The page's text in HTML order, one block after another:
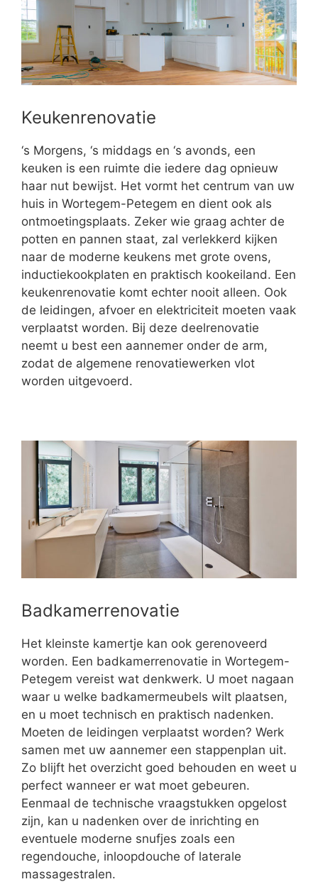
Keukenrenovatie
‘s Morgens, ‘s middags en ‘s avonds, een
keuken is een ruimte die iedere dag opnieuw
haar nut bewijst. Het vormt het centrum van uw
huis in Wortegem-Petegem en dient ook als
ontmoetingsplaats. Zeker wie graag achter de
potten en pannen staat, zal verlekkerd kijken
naar de moderne keukens met grote ovens,
inductiekookplaten en praktisch kookeiland. Een
keukenrenovatie komt echter nooit alleen. Ook
de leidingen, afvoer en elektriciteit moeten vaak
verplaatst worden. Bij deze deelrenovatie
neemt u best een aannemer onder de arm,
zodat de algemene renovatiewerken vlot
worden uitgevoerd.
Badkamerrenovatie
Het kleinste kamertje kan ook gerenoveerd
worden. Een badkamerrenovatie in Wortegem-
Petegem vereist wat denkwerk. U moet nagaan
waar u welke badkamermeubels wilt plaatsen,
en u moet technisch en praktisch nadenken.
Moeten de leidingen verplaatst worden? Werk
samen met uw aannemer een stappenplan uit.
Zo blijft het overzicht goed behouden en weet u
perfect wanneer er wat moet gebeuren.
Eenmaal de technische vraagstukken opgelost
zijn, kan u nadenken over de inrichting en
eventuele moderne snufjes zoals een
regendouche, inloopdouche of laterale
massagestralen.